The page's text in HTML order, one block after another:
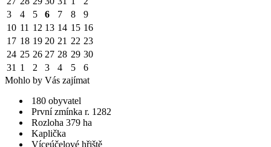
3
4 5 6 7 8
9
10 11 12 13 14 15 16
17 18 19 20 21 22 23
24 25 26 27 28 29 30
31 1 2 3 4 5
6
Mohlo by Vás zajímat
180 obyvatel
První zmínka r. 1282
Rozloha 379 ha
Kaplička
Víceúčelové hřiště